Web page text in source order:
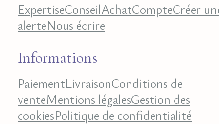
ExpertiseConseilAchatCompteCréer
alerteNous écrire
Informations
PaiementLivraisonConditions de
venteMentions légalesGestion des
cookiesPolitique de confidentialité